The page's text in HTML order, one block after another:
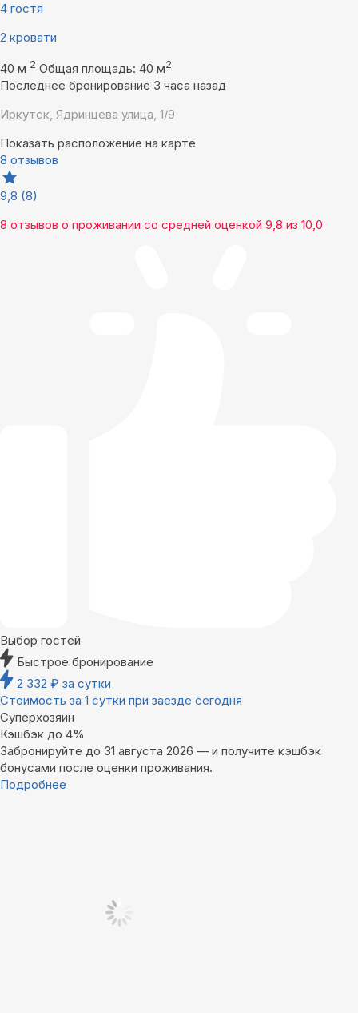
4 гостя
2 кровати
40 м 2 Общая площадь: 40 м2
Последнее бронирование 3 часа назад
Иркутск, Ядринцева улица, 1/9
Показать расположение на карте
8 отзывов
9,8 (8)
8 отзывов о проживании со средней оценкой 9,8 из 10,0
Выбор гостей
Быстрое бронирование
2 332 ₽ за сутки
Стоимость за 1 сутки при заезде сегодня
Суперхозяин
Кэшбэк до 4%
Забронируйте до 31 августа 2026 — и получите кэшбэк
бонусами после оценки проживания.
Подробнее